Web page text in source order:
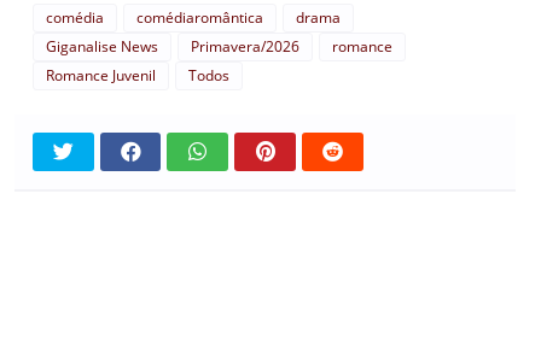
comédia comédiaromântica
drama
Giganalise News
Primavera/2026
romance
Romance Juvenil
Todos